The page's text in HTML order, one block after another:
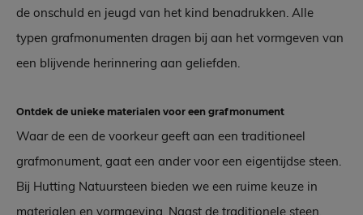
de onschuld en jeugd van het kind benadrukken. Alle
typen grafmonumenten dragen bij aan het vormgeven van
een blijvende herinnering aan geliefden.
Ontdek de unieke materialen voor een grafmonument
Waar de een de voorkeur geeft aan een traditioneel
grafmonument, gaat een ander voor een eigentijdse steen.
Bij Hutting Natuursteen bieden we een ruime keuze in
materialen en vormgeving. Naast de traditionele steen,